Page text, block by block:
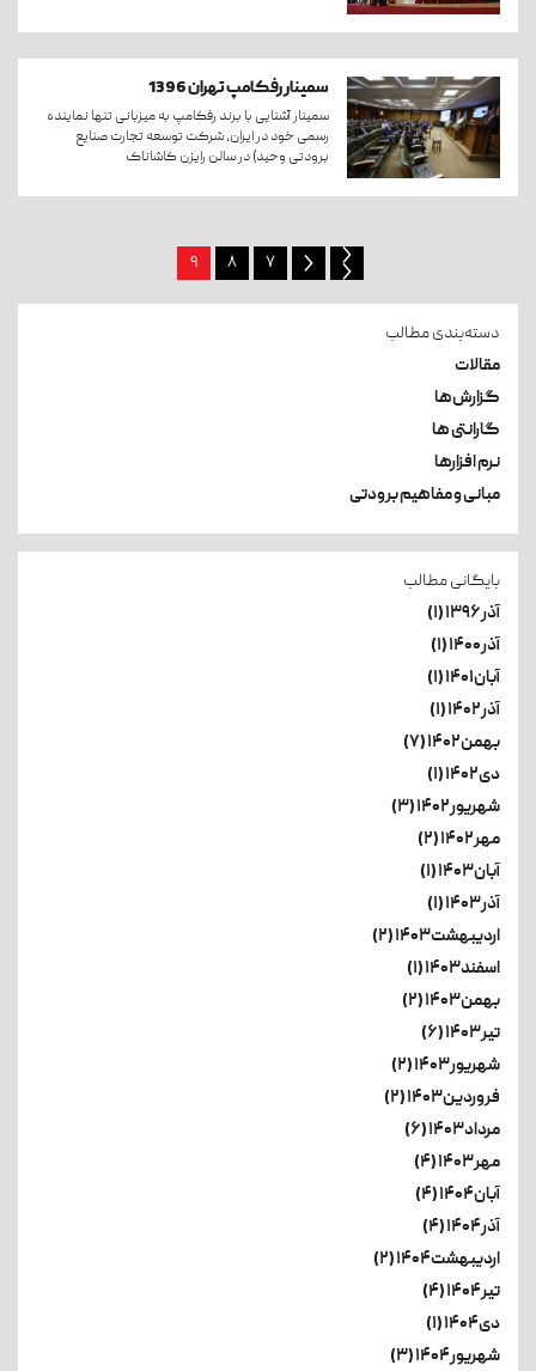
سمینار رفکامپ تهران 1396
سمینار آشنایی با برند رفکامپ به میزبانی تنها نماینده
رسمی خود در ایران، شرکت توسعه تجارت صنایع
برودتی وحید) در سالن رایزن کاشاناک
۷ ۸ ۹
دسته‌بندی مطالب
مقالات
گزارش‌ها
گارانتی ها
نرم افزارها
مبانی و مفاهیم برودتی
بایگانی مطالب
آذر۱۳۹۶ (۱)
آذر۱۴۰۰ (۱)
آبان۱۴۰۱ (۱)
آذر۱۴۰۲ (۱)
بهمن۱۴۰۲ (۷)
دی۱۴۰۲ (۱)
شهریور۱۴۰۲ (۳)
مهر۱۴۰۲ (۲)
آبان۱۴۰۳ (۱)
آذر۱۴۰۳ (۱)
اردیبهشت۱۴۰۳ (۲)
اسفند۱۴۰۳ (۱)
بهمن۱۴۰۳ (۲)
تیر۱۴۰۳ (۶)
شهریور۱۴۰۳ (۲)
فروردین۱۴۰۳ (۲)
مرداد۱۴۰۳ (۶)
مهر۱۴۰۳ (۴)
آبان۱۴۰۴ (۴)
آذر۱۴۰۴ (۴)
اردیبهشت۱۴۰۴ (۲)
تیر۱۴۰۴ (۴)
دی۱۴۰۴ (۱)
شهریور۱۴۰۴ (۳)